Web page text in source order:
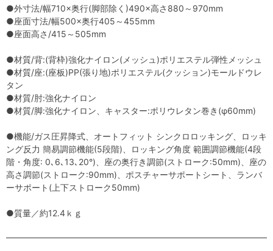
●外寸法/幅710×奥行(脚部除く)490×高さ880～970mm
●座面寸法/幅500×奥行405～455mm
●座面高さ/415～505mm
●材質/背:(背枠)強化ナイロン(メッシュ)ポリエステル弾性メッシュ
●材質/座:(座板)PP(張り地)ポリエステル(クッション)モールドウレ
タン
●材質/肘:強化ナイロン
●材質/脚:強化ナイロン、キャスター:ポリウレタン巻き(φ60mm)
●機能/ガス圧昇降式、オートフィット シンクロロッキング、ロッキ
ング反力 簡易調節機能(5段階)、ロッキング角度 範囲調節機能(4段
階・角度: 0､6､13､20°)、座の奥行き調節(ストローク:50mm)、座の
高さ調節(ストローク:90mm)、ポスチャーサポートシート、ランバ
ーサポート(上下ストローク50mm)
●質量／約12.4ｋｇ